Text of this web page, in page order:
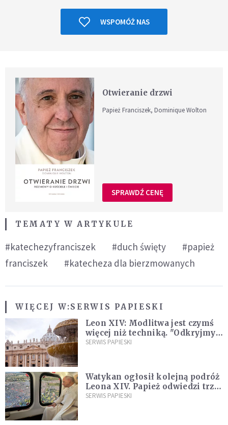
WSPOMÓŻ NAS
Otwieranie drzwi
Papież Franciszek, Dominique Wolton
SPRAWDŹ CENĘ
TEMATY W ARTYKULE
#katechezyfranciszek #duch święty
#papież
franciszek
#katecheza dla bierzmowanych
WIĘCEJ W:SERWIS PAPIESKI
Leon XIV: Modlitwa jest czymś
więcej niż techniką. "Odkryjmy
ją na nowo"
SERWIS PAPIESKI
Watykan ogłosił kolejną podróż
Leona XIV. Papież odwiedzi trzy
kraje Ameryki Południowej
SERWIS PAPIESKI